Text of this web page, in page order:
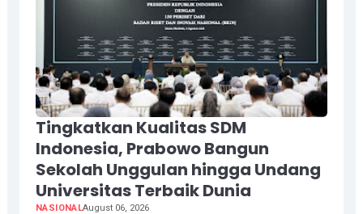
Tingkatkan Kualitas SDM
Indonesia, Prabowo Bangun
Sekolah Unggulan hingga Undang
Universitas Terbaik Dunia
NASIONALAugust 06, 2026